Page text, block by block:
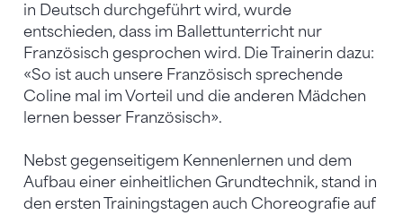
in Deutsch durchgeführt wird, wurde
entschieden, dass im Ballettunterricht nur
Französisch gesprochen wird. Die Trainerin dazu:
«So ist auch unsere Französisch sprechende
Coline mal im Vorteil und die anderen Mädchen
lernen besser Französisch».
Nebst gegenseitigem Kennenlernen und dem
Aufbau einer einheitlichen Grundtechnik, stand in
den ersten Trainingstagen auch Choreografie auf